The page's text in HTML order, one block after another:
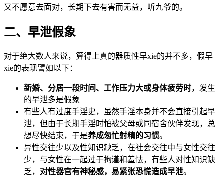
又不愿意去面对，长期下去有害而无益，听九爷的。
二、早泄假象
对于绝大数人来说，算得上真的器质性早xie的并不多，假早
xie的表现譬如以下：
新婚、分居一段时间、工作压力大或身体疲劳时，发生
的早泄多是假象
有些人有过度手淫史，虽然手淫本身并不会直接引起早
泄，但由于长期手淫时怕被父母或同宿舍伙伴发现，总
想尽快结束，于是养成匆忙射精的习惯。
异性交往少以及性知识缺乏，在社会交往中与女性交往
少，与女性在一起过于拘谨和羞怯，有些人对性知识缺
乏， 对性器官有神秘感，易紧张恐慌造成早泄。